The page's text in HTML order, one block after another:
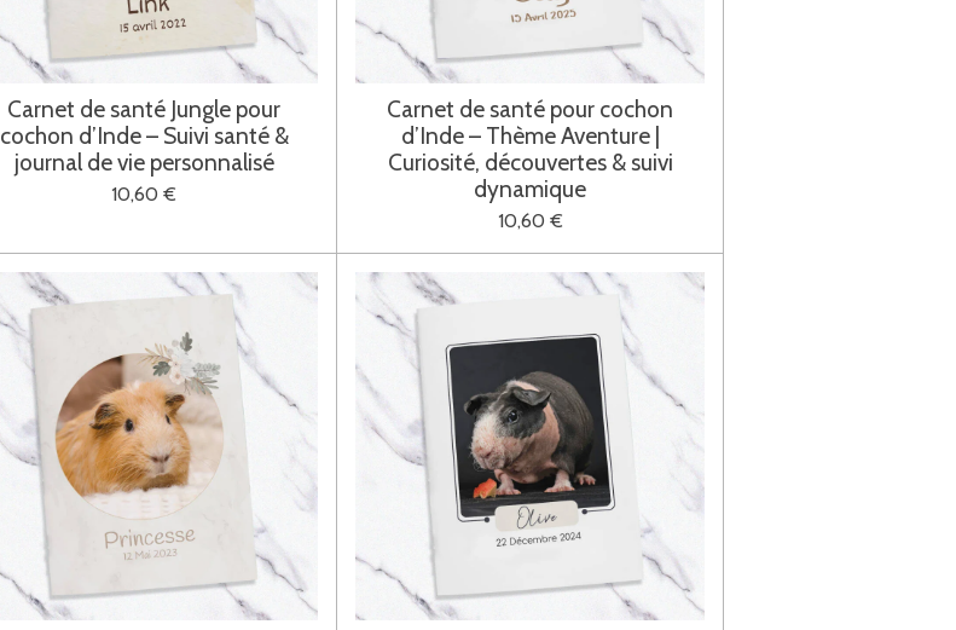
Carnet de santé Jungle pour
cochon d’Inde – Suivi santé &
journal de vie personnalisé
10,60 €
Carnet de santé pour cochon
d’Inde – Thème Aventure |
Curiosité, découvertes & suivi
dynamique
10,60 €